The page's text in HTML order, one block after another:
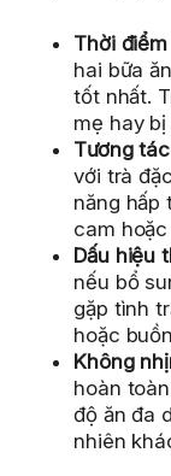
Thời
hai bữa
tốt nhất.
mẹ hay
Tương
với trà
năng hấp
cam
Dấu hiệu
nếu bổ
gặp tình
hoặc
Không
hoàn
độ ăn đa
nhiên